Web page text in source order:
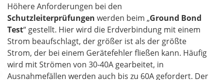
Höhere Anforderungen bei den
Schutzleiterprüfungen werden beim „Ground Bond
Test“ gestellt. Hier wird die Erdverbindung mit einem
Strom beaufschlagt, der größer ist als der größte
Strom, der bei einem Gerätefehler fließen kann. Häufig
wird mit Strömen von 30-40A gearbeitet, in
Ausnahmefällen werden auch bis zu 60A gefordert. Der